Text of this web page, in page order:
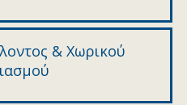
& Χωρικού